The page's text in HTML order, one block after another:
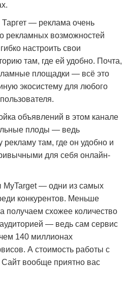
— реклама очень
рекламных возможностей
настроить свои
там, где ей удобно. Почта,
площадки — всё это
экосистему для любого
объявлений в этом канале
плоды — ведь
рекламу там, где он удобно и
для себя онлайн-
MyTarget — одни из самых
конкурентов. Меньше
получаем схожее количество
— ведь сам сервис
140 миллионах
А стоимость работы с
вообще приятно вас